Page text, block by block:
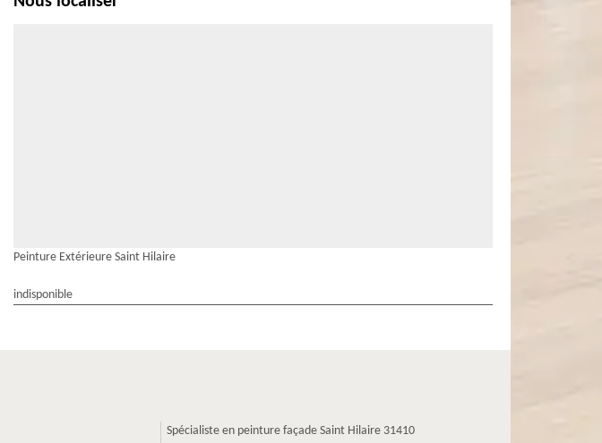
Peinture Extérieure Saint Hilaire
indisponible
Spécialiste en peinture façade Saint Hilaire 31410